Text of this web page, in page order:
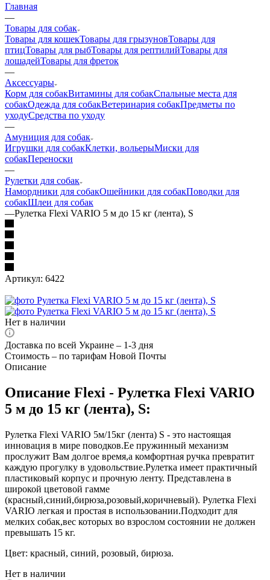
Главная
—
Товары для собак
Товары для кошекТовары для грызуновТовары для
птицТовары для рыбТовары для рептилийТовары для
лошадейТовары для фреток
—
Аксессуары
Корм для собакВитамины для собакСпальные места для
собакОдежда для собакВетеринария собакПредметы по
уходуСредства по уходу
—
Амуниция для собак
Игрушки для собакКлетки, вольерыМиски для
собакПереноски
—
Рулетки для собак
Намордники для собакОшейники для собакПоводки для
собакШлеи для собак
—Рулетка Flexi VARIO 5 м до 15 кг (лента), S
Артикул: 6422
Нет в наличии
Доставка по всей Украине – 1-3 дня
Стоимость – по тарифам Новой Почты
Описание
Описание Flexi - Рулетка Flexi VARIO
5 м до 15 кг (лента), S:
Рулетка Flexi VARIO 5м/15кг (лента) S - это настоящая
инновация в мире поводков.Ее пружинный механизм
прослужит Вам долгое время,а комфортная ручка превратит
каждую прогулку в удовольствие.Рулетка имеет практичный
пластиковый корпус и прочную ленту. Представлена в
широкой цветовой гамме
(красный,синий,бирюза,розовый,коричневый). Рулетка Flexi
VARIO легкая и простая в использовании.Подходит для
мелких собак,вес которых во взрослом состоянии не должен
превышать 15 кг.
Цвет: красный, синий, розовый, бирюза.
Нет в наличии